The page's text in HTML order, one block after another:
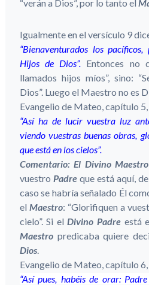
“verán a Dios”, por lo tanto el
Igualmente en el versículo 9
“Bienaventurados los
Hijos de Dios”. Entonces no
llamados hijos míos”, sino:
Dios”. Luego el Maestro no es
Evangelio de Mateo, capítulo
“Así ha de lucir vuestra luz
viendo vuestras buenas obras,
que está en los cielos”.
Comentario: El Divino Maestro
vuestro Padreque está aquí,
caso se habría señalado Él
el Maestro: “Glorifiquen a
cielo”. Si elDivino Padre está
Maestropredicaba quiere
Dios.
Evangelio de Mateo, capítulo
“Así pues, habéis de orar: